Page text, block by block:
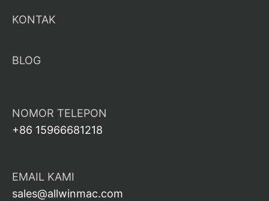
KONTAK
BLOG
NOMOR TELEPON
+86 15966681218
EMAIL KAMI
sales@allwinmac.com